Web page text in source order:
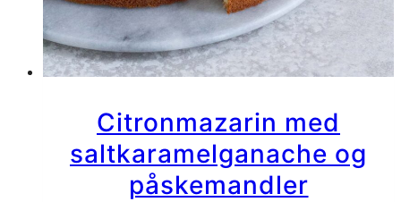
Citronmazarin med
saltkaramelganache og
påskemandler